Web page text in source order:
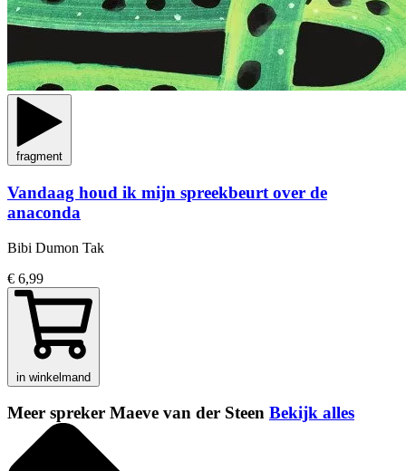
fragment
Vandaag houd ik mijn spreekbeurt over de
anaconda
Bibi Dumon Tak
€ 6,99
in winkelmand
Meer spreker Maeve van der Steen Bekijk alles